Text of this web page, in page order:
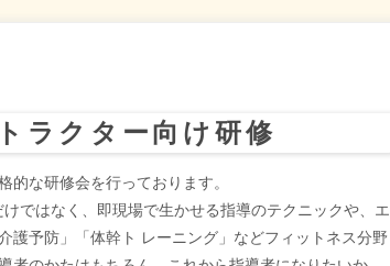
ラクター向け研修
な研修会を行っております。
ではなく、即現場で生かせる指導のテクニックや、エ
護予防」「体幹ト レーニング」などフィットネス分野